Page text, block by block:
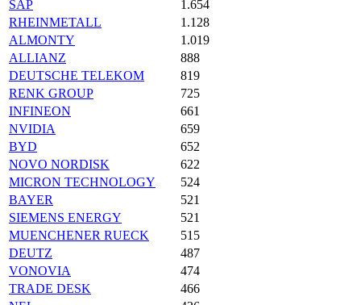
SAP
1.654
RHEINMETALL
1.128
ALMONTY
1.019
ALLIANZ
888
DEUTSCHE TELEKOM
819
RENK GROUP
725
INFINEON
661
NVIDIA
659
BYD
652
NOVO NORDISK
622
MICRON TECHNOLOGY
524
BAYER
521
SIEMENS ENERGY
521
MUENCHENER RUECK
515
DEUTZ
487
VONOVIA
474
TRADE DESK
466